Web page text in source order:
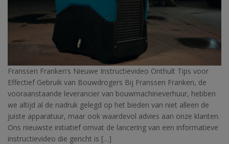
Franssen Franken’s Nieuwe Instructievideo Onthult Tips voor
Effectief Gebruik van Bouwdrogers Bij Franssen Franken, de
vooraanstaande leverancier van bouwmachineverhuur, hebben
we altijd al de nadruk gelegd op het bieden van niet alleen de
juiste apparatuur, maar ook waardevol advies aan onze klanten.
Ons nieuwste initiatief omvat de lancering van een informatieve
instructievideo die gericht is […]